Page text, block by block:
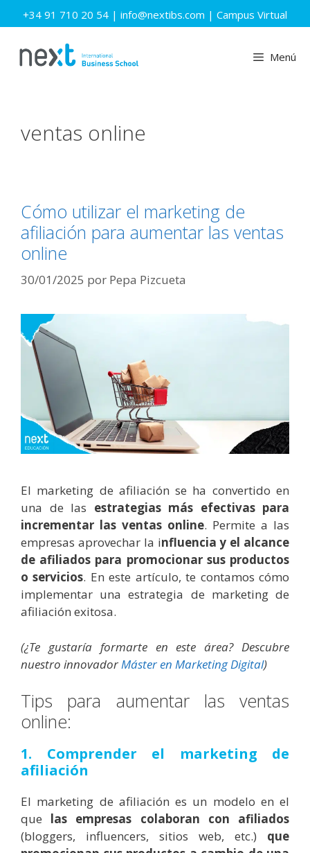
Saltar
al
+34 91 710 20 54 | info@nextibs.com | Campus Virtual
Menú
ventas online
Cómo utilizar el marketing de
afiliación para aumentar las ventas
online
30/01/2025 por Pepa Pizcueta
El marketing de afiliación se ha convertido en
una de las estrategias más efectivas para
incrementar las ventas online. Permite a las
empresas aprovechar la influencia y el alcance
de afiliados para promocionar sus productos
o servicios. En este artículo, te contamos cómo
implementar una estrategia de marketing de
afiliación exitosa.
(¿Te gustaría formarte en este área? Descubre
nuestro innovador Máster en Marketing Digital)
Tips para aumentar las ventas
online:
1. Comprender el marketing de
afiliación
El marketing de afiliación es un modelo en el
que las empresas colaboran con afiliados
(bloggers, influencers, sitios web, etc.) que